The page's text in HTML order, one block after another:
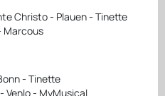
Christo - Plauen - Tinette
Marcous
- Tinette
Venlo - MyMusical